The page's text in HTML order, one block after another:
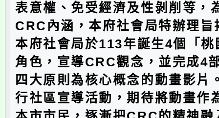
表意權、免受經濟及性剝削等，
CRC內涵，本府社會局特辦理旨
本府社會局於113年誕生4個「
角色，宣導CRC觀念，並完成4
四大原則為核心概念的動畫影片
行社區宣導活動，期待將動畫作